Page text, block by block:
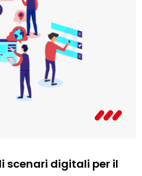
scenari digitali per il